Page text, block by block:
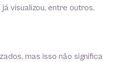
visualizou, entre outros.
mas isso não significa